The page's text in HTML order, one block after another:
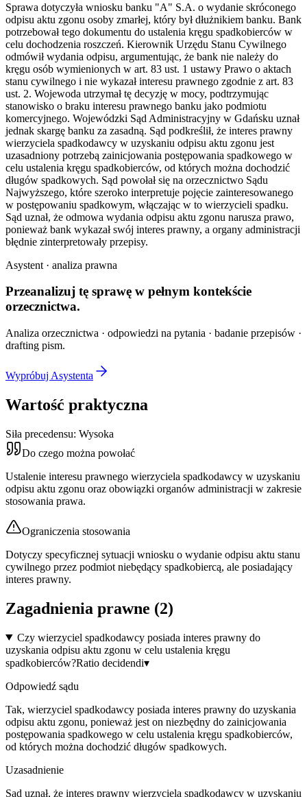
Sprawa dotyczyła wniosku banku "A" S.A. o wydanie skróconego
odpisu aktu zgonu osoby zmarłej, który był dłużnikiem banku. Bank
potrzebował tego dokumentu do ustalenia kręgu spadkobierców w
celu dochodzenia roszczeń. Kierownik Urzędu Stanu Cywilnego
odmówił wydania odpisu, argumentując, że bank nie należy do
kręgu osób wymienionych w art. 83 ust. 1 ustawy Prawo o aktach
stanu cywilnego i nie wykazał interesu prawnego zgodnie z art. 83
ust. 2. Wojewoda utrzymał tę decyzję w mocy, podtrzymując
stanowisko o braku interesu prawnego banku jako podmiotu
komercyjnego. Wojewódzki Sąd Administracyjny w Gdańsku uznał
jednak skargę banku za zasadną. Sąd podkreślił, że interes prawny
wierzyciela spadkodawcy w uzyskaniu odpisu aktu zgonu jest
uzasadniony potrzebą zainicjowania postępowania spadkowego w
celu ustalenia kręgu spadkobierców, od których można dochodzić
długów spadkowych. Sąd powołał się na orzecznictwo Sądu
Najwyższego, które szeroko interpretuje pojęcie zainteresowanego
w postępowaniu spadkowym, włączając w to wierzycieli spadku.
Sąd uznał, że odmowa wydania odpisu aktu zgonu narusza prawo,
ponieważ bank wykazał swój interes prawny, a organy administracji
błędnie zinterpretowały przepisy.
Asystent · analiza prawna
Przeanalizuj tę sprawę w pełnym kontekście
orzecznictwa.
Analiza orzecznictwa · odpowiedzi na pytania · badanie przepisów ·
drafting pism.
Wypróbuj Asystenta
Wartość praktyczna
Siła precedensu: Wysoka
Do czego można powołać
Ustalenie interesu prawnego wierzyciela spadkodawcy w uzyskaniu
odpisu aktu zgonu oraz obowiązki organów administracji w zakresie
stosowania prawa.
Ograniczenia stosowania
Dotyczy specyficznej sytuacji wniosku o wydanie odpisu aktu stanu
cywilnego przez podmiot niebędący spadkobiercą, ale posiadający
interes prawny.
Zagadnienia prawne (2)
Czy wierzyciel spadkodawcy posiada interes prawny do
uzyskania odpisu aktu zgonu w celu ustalenia kręgu
spadkobierców?Ratio decidendi▾
Odpowiedź sądu
Tak, wierzyciel spadkodawcy posiada interes prawny do uzyskania
odpisu aktu zgonu, ponieważ jest on niezbędny do zainicjowania
postępowania spadkowego w celu ustalenia kręgu spadkobierców,
od których można dochodzić długów spadkowych.
Uzasadnienie
Sąd uznał, że interes prawny wierzyciela spadkodawcy w uzyskaniu